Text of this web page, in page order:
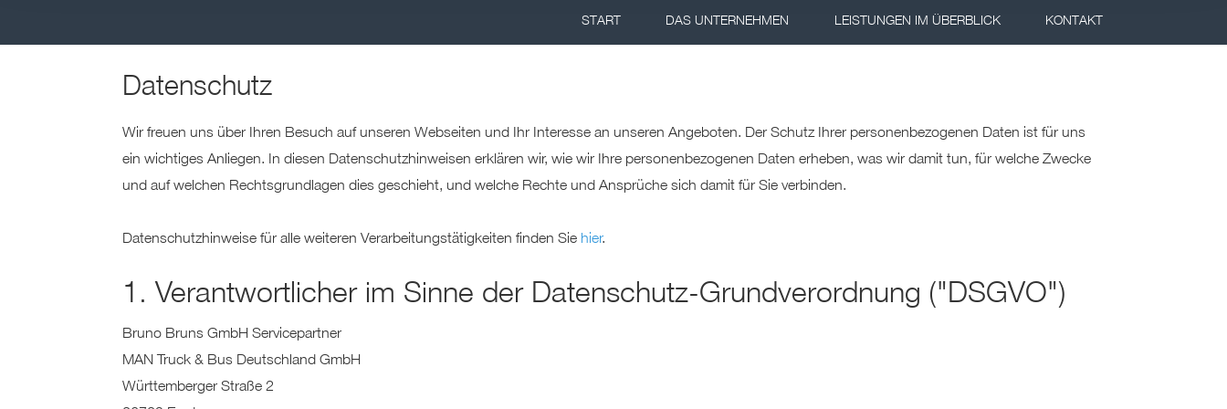
Art. 49 (1) lit. a DSGVO einverstanden. Am 10. Juli 2023 wurde von der Europäischen Kommission ein
Privacy Framework“). Zu beachten ist, dass der Angemessenheitsbeschluss nur partiell gilt und nur
Datenübermittlungen an jene US-Unternehmen abdeckt, die in der sog.
Privacy Framework fallen, gilt der Angemessenheitsbeschluss jedoch nicht. Hierbei besteht das Risiko,
dass Ihre Daten von US-Behörden zu Kontroll- und Überwachungszwecken verarbeitet werden.
Datenschutzerklärung unter „Cookies“ jederzeit ändern oder zurückziehen. Weitere Informationen zur
START DAS UNTERNEHMEN LEISTUNGEN IM ÜBERBLICK KONTAKT
Datenschutz
Wir freuen uns über Ihren Besuch auf unseren Webseiten und Ihr Interesse an unseren Angeboten. Der Schutz Ihrer personenbezogenen Daten ist für uns
ein wichtiges Anliegen. In diesen Datenschutzhinweisen erklären wir, wie wir Ihre personenbezogenen Daten erheben, was wir damit tun, für welche Zwecke
und auf welchen Rechtsgrundlagen dies geschieht, und welche Rechte und Ansprüche sich damit für Sie verbinden.
Datenschutzhinweise für alle weiteren Verarbeitungstätigkeiten finden Sie hier.
1. Verantwortlicher im Sinne der Datenschutz-Grundverordnung ("DSGVO")
Bruno Bruns GmbH Servicepartner
MAN Truck & Bus Deutschland GmbH
Württemberger Straße 2